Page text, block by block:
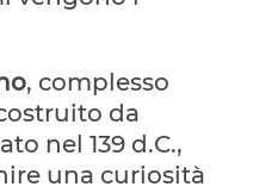
, complesso
da
nel 139 d.C.,
una curiosità